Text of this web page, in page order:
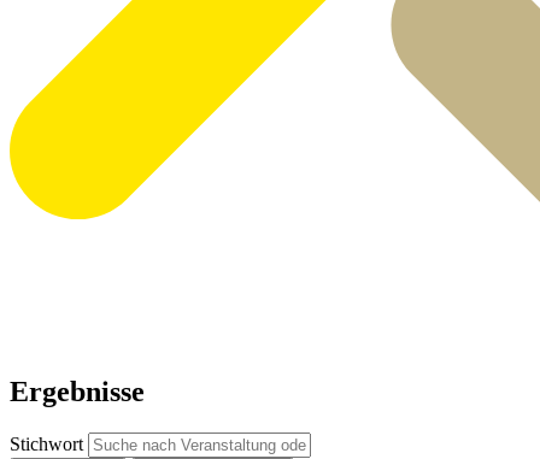
Ergebnisse
Stichwort